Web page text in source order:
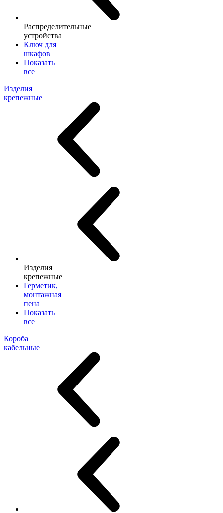
Распределительные
устройства
Ключ для
шкафов
Показать
все
Изделия
крепежные
Изделия
крепежные
Герметик,
монтажная
пена
Показать
все
Короба
кабельные